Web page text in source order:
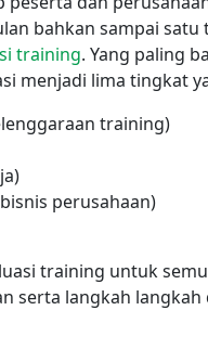
bahkan sampai satu
training. Yang paling
menjadi lima tingkat
training)
perusahaan)
training untuk
serta langkah langkah